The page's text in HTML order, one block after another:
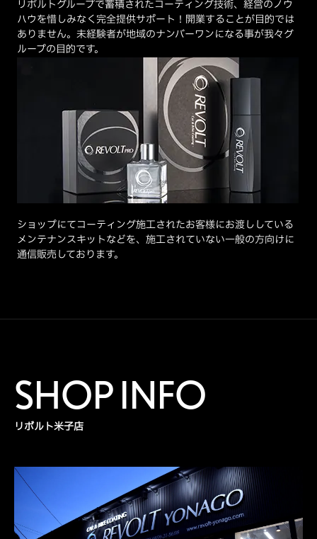
リボルトグループで蓄積されたコーティング技術、経営のノウ
ハウを惜しみなく完全提供サポート！開業することが目的では
ありません。未経験者が地域のナンバーワンになる事が我々グ
ループの目的です。
ショップにてコーティング施工されたお客様にお渡ししている
メンテナンスキットなどを、施工されていない一般の方向けに
通信販売しております。
SHOP INFO
リボルト米子店